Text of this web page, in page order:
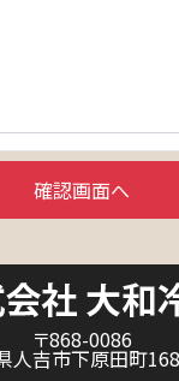
〒868-0086
人吉市下原田町